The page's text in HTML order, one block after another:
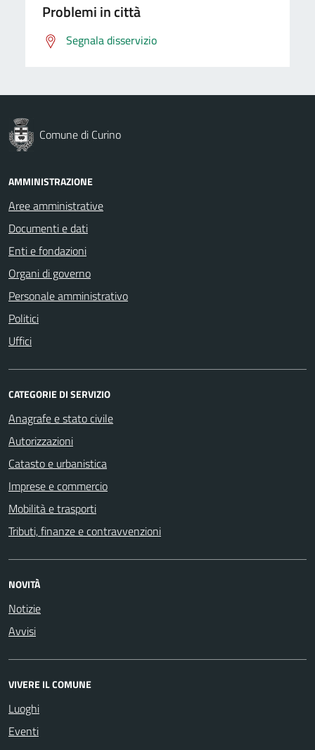
Problemi in città
Segnala disservizio
Comune di Curino
AMMINISTRAZIONE
Aree amministrative
Documenti e dati
Enti e fondazioni
Organi di governo
Personale amministrativo
Politici
Uffici
CATEGORIE DI SERVIZIO
Anagrafe e stato civile
Autorizzazioni
Catasto e urbanistica
Imprese e commercio
Mobilità e trasporti
Tributi, finanze e contravvenzioni
NOVITÀ
Notizie
Avvisi
VIVERE IL COMUNE
Luoghi
Eventi